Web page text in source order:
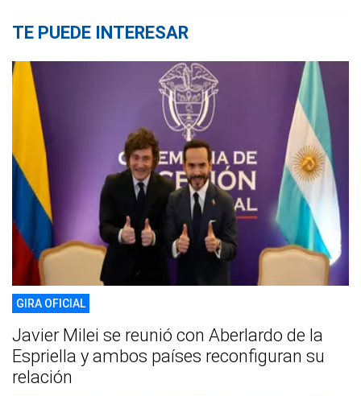
TE PUEDE INTERESAR
GIRA OFICIAL
Javier Milei se reunió con Aberlardo de la
Espriella y ambos países reconfiguran su
relación